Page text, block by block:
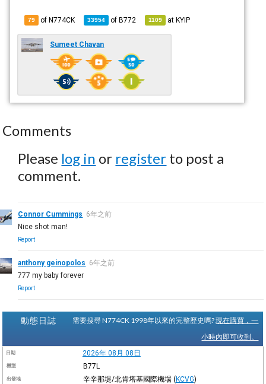
79 of N774CK 33954 ofB772 1109 atKYIP
Sumeet Chavan
Comments
Please log in or register to post a
comment.
Connor Cummings 6年之前
Nice shot man!
Report
anthony geinopolos 6年之前
777 my baby forever
Report
動態日誌 需要搜尋 N774CK 1998年以來的完整歷史嗎?現在購買，一
小時內即可收到。
日期 2026年 08月 08日
機型 B77L
出發地 辛辛那堤/北肯塔基國際機場 (KCVG)